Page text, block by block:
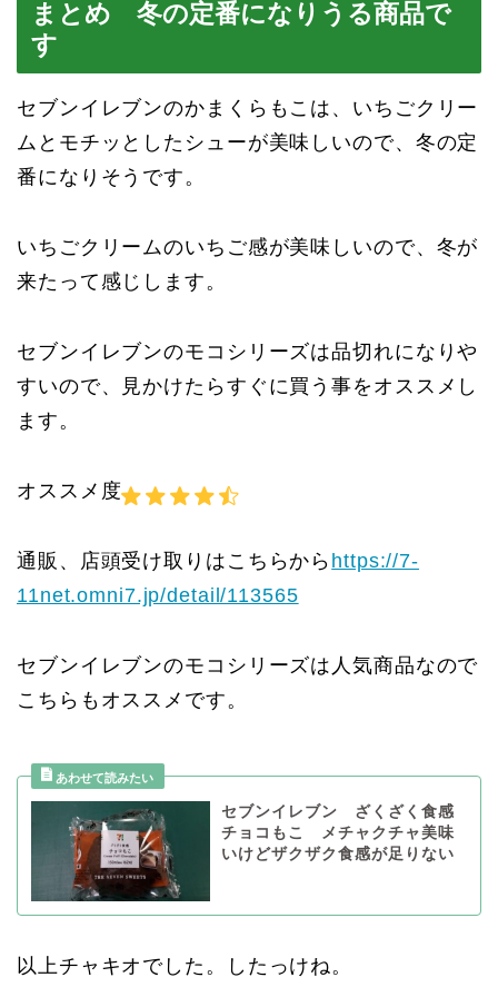
まとめ 冬の定番になりうる商品で
す
セブンイレブンのかまくらもこは、いちごクリー
ムとモチッとしたシューが美味しいので、冬の定
番になりそうです。
いちごクリームのいちご感が美味しいので、冬が
来たって感じします。
セブンイレブンのモコシリーズは品切れになりや
すいので、見かけたらすぐに買う事をオススメし
ます。
オススメ度
通販、店頭受け取りはこちらから https://7-
11net.omni7.jp/detail/113565
セブンイレブンのモコシリーズは人気商品なので
こちらもオススメです。
セブンイレブン ざくざく食感
チョコもこ メチャクチャ美味
いけどザクザク食感が足りない
以上チャキオでした。したっけね。